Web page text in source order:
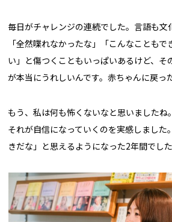
毎日がチャレンジの連続でした。言語も文
「全然喋れなかったな」「こんなこともで
い」と傷つくこともいっぱいあるけど、そ
が本当にうれしいんです。赤ちゃんに戻っ
もう、私は何も怖くないなと思いましたね
それが自信になっていくのを実感しました
きだな」と思えるようになった2年間でした